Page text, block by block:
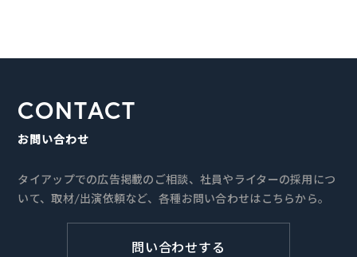
CONTACT
お問い合わせ
タイアップでの広告掲載のご相談、社員やライターの採用につ
いて、取材/出演依頼など、各種お問い合わせはこちらから。
問い合わせする